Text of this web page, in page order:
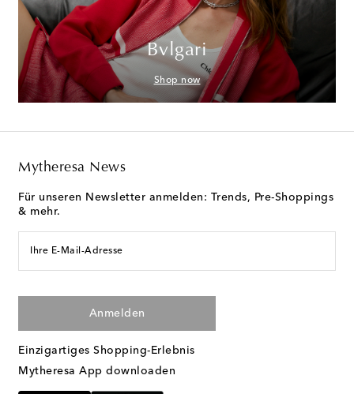
Bvlgari
Shop now
Mytheresa News
Für unseren Newsletter anmelden: Trends, Pre-Shoppings
& mehr.
Ihre E-Mail-Adresse
Anmelden
Einzigartiges Shopping-Erlebnis
Mytheresa App downloaden